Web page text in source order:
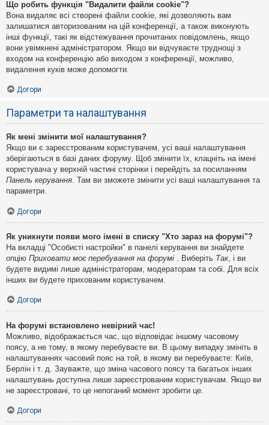
Що робить функція "Видалити файли cookie"?
Вона видаляє всі створені файли cookie, які дозволяють вам
залишатися авторизованим на цій конференції, а також виконують
інші функції, такі як відстежування прочитаних повідомлень, якщо
вони увімкнені адміністратором. Якщо ви відчуваєте труднощі з
входом на конференцію або виходом з конференції, можливо,
видалення куків може допомогти.
Догори
Параметри та налаштування
Як мені змінити мої налаштування?
Якщо ви є зареєстрованим користувачем, усі ваші налаштування
зберігаються в базі даних форуму. Щоб змінити їх, клацніть на імені
користувача у верхній частині сторінки і перейдіть за посиланням
Панель керування . Там ви зможете змінити усі ваші налаштування та
параметри.
Догори
Як уникнути появи мого імені в списку "Хто зараз на форумі"?
На вкладці "Особисті настройки" в панелі керування ви знайдете
опцію Приховати моє перебування на форумі . Виберіть Так, і ви
будете видимі лише адміністраторам, модераторам та собі. Для всіх
інших ви будете прихованим користувачем.
Догори
На форумі встановлено невірний час!
Можливо, відображається час, що відповідає іншому часовому
поясу, а не тому, в якому перебуваєте ви. В цьому випадку змініть в
налаштуваннях часовий пояс на той, в якому ви перебуваєте: Київ,
Берлін і т. д. Зауважте, що зміна часового поясу та багатьох інших
налаштувань доступна лише зареєстрованим користувачам. Якщо ви
не зареєстровані, то це непоганий момент зробити це.
Догори